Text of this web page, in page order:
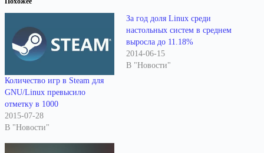
Количество игр в Steam для
GNU/Linux превысило
отметку в 1000
2015-07-28
В "Новости"
За год доля Linux среди
настольных систем в среднем
выросла до 11.18%
2014-06-15
В "Новости"